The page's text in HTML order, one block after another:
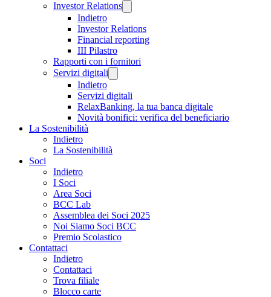
Investor Relations
Indietro
Investor Relations
Financial reporting
III Pilastro
Rapporti con i fornitori
Servizi digitali
Indietro
Servizi digitali
RelaxBanking, la tua banca digitale
Novità bonifici: verifica del beneficiario
La Sostenibilità
Indietro
La Sostenibilità
Soci
Indietro
I Soci
Area Soci
BCC Lab
Assemblea dei Soci 2025
Noi Siamo Soci BCC
Premio Scolastico
Contattaci
Indietro
Contattaci
Trova filiale
Blocco carte